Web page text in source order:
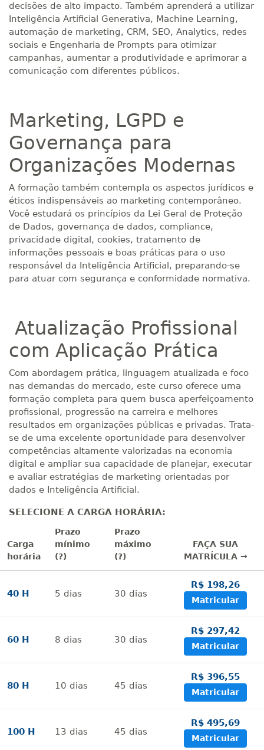
decisões de alto impacto. Também aprenderá a utilizar
Inteligência Artificial Generativa, Machine Learning,
automação de marketing, CRM, SEO, Analytics, redes
sociais e Engenharia de Prompts para otimizar
campanhas, aumentar a produtividade e aprimorar a
comunicação com diferentes públicos.
Marketing, LGPD e
Governança para
Organizações Modernas
A formação também contempla os aspectos jurídicos e
éticos indispensáveis ao marketing contemporâneo.
Você estudará os princípios da Lei Geral de Proteção
de Dados, governança de dados, compliance,
privacidade digital, cookies, tratamento de
informações pessoais e boas práticas para o uso
responsável da Inteligência Artificial, preparando-se
para atuar com segurança e conformidade normativa.
Atualização Profissional
com Aplicação Prática
Com abordagem prática, linguagem atualizada e foco
nas demandas do mercado, este curso oferece uma
formação completa para quem busca aperfeiçoamento
profissional, progressão na carreira e melhores
resultados em organizações públicas e privadas. Trata-
se de uma excelente oportunidade para desenvolver
competências altamente valorizadas na economia
digital e ampliar sua capacidade de planejar, executar
e avaliar estratégias de marketing orientadas por
dados e Inteligência Artificial.
SELECIONE A CARGA HORÁRIA:
Carga
horária
Prazo
mínimo
(?)
Prazo
máximo
(?)
FAÇA SUA
MATRÍCULA →
40 H 5 dias 30 dias
R$ 198,26
Matricular
60 H 8 dias 30 dias
R$ 297,42
Matricular
80 H 10 dias 45 dias
R$ 396,55
Matricular
100 H 13 dias 45 dias
R$ 495,69
Matricular